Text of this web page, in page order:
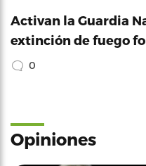
Activan la Guardia
extinción de fuego
0
Opiniones